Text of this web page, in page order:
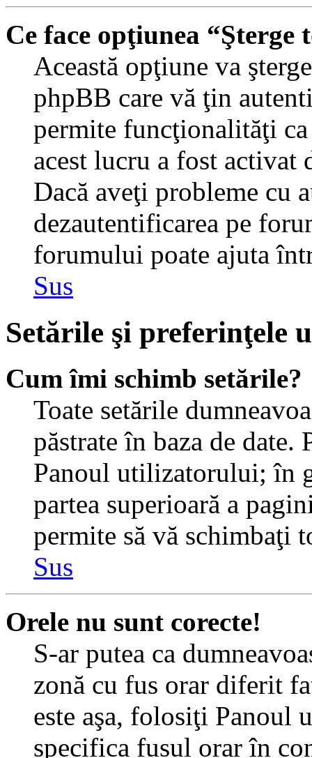
Ce face opţiunea
Această opţiune va
phpBB care vă ţin
permite funcţionalităţi
acest lucru a fost
Dacă aveţi probleme cu
dezautentificarea pe
forumului poate ajuta
Sus
Setările şi preferinţele
Cum îmi schimb setările?
Toate setările
păstrate în baza de
Panoul utilizatorului; în
partea superioară a
permite să vă schimbaţi
Sus
Orele nu sunt corecte!
S-ar putea ca
zonă cu fus orar diferit
este aşa, folosiţi Panoul
specifica fusul orar în